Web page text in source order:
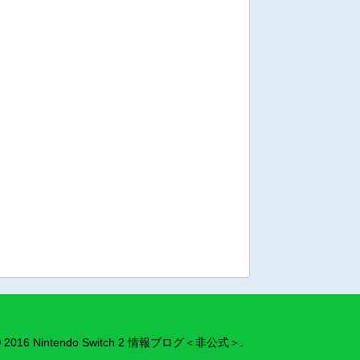
2016 Nintendo Switch 2 情報ブログ＜非公式＞.